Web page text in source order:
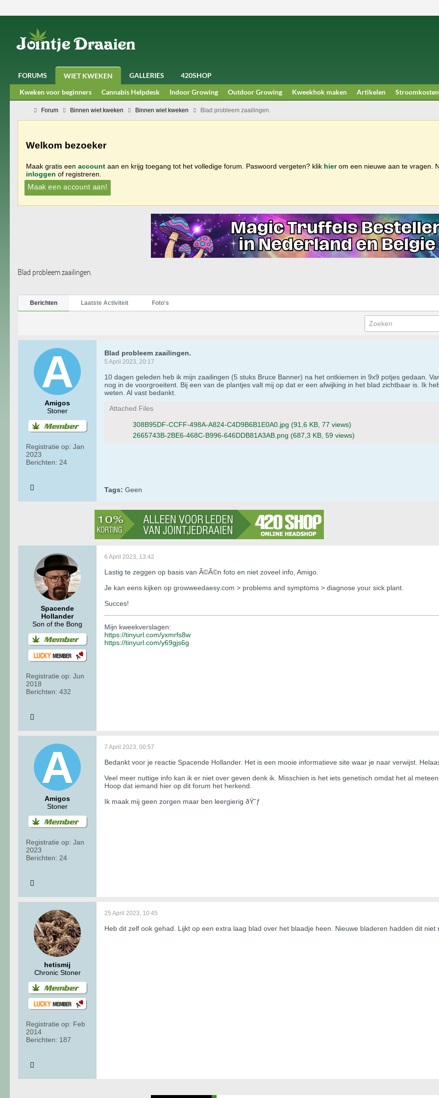
FORUMS WIET KWEKEN GALLERIES
420SHOP
Kweken voor beginners
Cannabis Helpdesk Indoor Growing Outdoor Growing Kweekhok maken Artikelen Stroomkosten
Forum Binnen wiet kweken Binnen wiet kweken Blad probleem zaailingen.
Welkom bezoeker
Maak gratis een account aan en krijg toegang tot het volledige forum. Paswoord vergeten? klik hierom een nieuwe aan te vragen.
inloggen of registreren.
Maak een account aan!
Blad probleem zaailingen.
Berichten Laatste Activiteit Foto's
Amigos
Stoner
Registratie op: Jan
2023
Berichten: 24
Blad probleem zaailingen.
5 April 2023, 20:17
10 dagen geleden heb ik mijn zaailingen (5 stuks Bruce Banner) na het ontkiemen in 9x9 potjes gedaan.
nog in de voorgroeitent. Bij een van de plantjes valt mij op dat er een afwijking in het blad zichtbaar is. Ik
weten. Al vast bedankt.
Attached Files
308B95DF-CCFF-498A-A824-C4D9B6B1E0A0.jpg (91,6 KB, 77 views)
2665743B-2BE6-468C-B996-646DDB81A3AB.png (687,3 KB, 59 views)
Tags: Geen
Spacende
Hollander
Son of the Bong
Registratie op: Jun
2018
Berichten: 432
6 April 2023, 13:42
Lastig te zeggen op basis van Ã©Ã©n foto en niet zoveel info, Amigo.
Je kan eens kijken op growweedaesy.com > problems and symptoms > diagnose your sick plant.
Succes!
Mijn kweekverslagen:
https://tinyurl.com/yxmrfs8w
https://tinyurl.com/y69gjs6g
Amigos
Stoner
Registratie op: Jan
2023
Berichten: 24
7 April 2023, 00:57
Bedankt voor je reactie Spacende Hollander. Het is een mooie informatieve site waar je naar verwijst.
Veel meer nuttige info kan ik er niet over geven denk ik. Misschien is het iets genetisch omdat het al
Hoop dat iemand hier op dit forum het herkend.
Ik maak mij geen zorgen maar ben leergierig ðŸ˜ƒ
hetismij
Chronic Stoner
Registratie op: Feb
2014
Berichten: 187
25 April 2023, 10:45
Heb dit zelf ook gehad. Lijkt op een extra laag blad over het blaadje heen. Nieuwe bladeren hadden dit niet